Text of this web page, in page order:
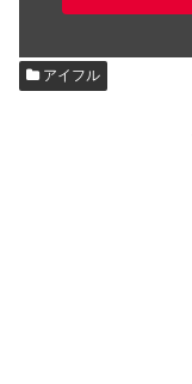
アイフル